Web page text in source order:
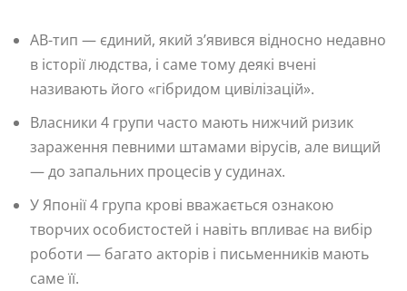
AB-тип — єдиний, який з’явився відносно недавно
в історії людства, і саме тому деякі вчені
називають його «гібридом цивілізацій».
Власники 4 групи часто мають нижчий ризик
зараження певними штамами вірусів, але вищий
— до запальних процесів у судинах.
У Японії 4 група крові вважається ознакою
творчих особистостей і навіть впливає на вибір
роботи — багато акторів і письменників мають
саме її.